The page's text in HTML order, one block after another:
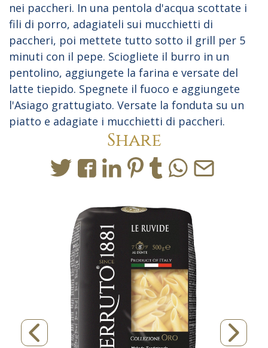
nei paccheri. In una pentola d'acqua scottate i
fili di porro, adagiateli sui mucchietti di
paccheri, poi mettete tutto sotto il grill per 5
minuti con il pepe. Sciogliete il burro in un
pentolino, aggiungete la farina e versate del
latte tiepido. Spegnete il fuoco e aggiungete
l'Asiago grattugiato. Versate la fonduta su un
piatto e adagiate i mucchietti di paccheri.
Share